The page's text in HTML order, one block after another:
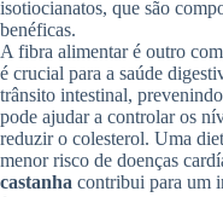
isotiocianatos, que são
benéficas.
A fibra alimentar é outro
é crucial para a saúde
trânsito intestinal,
pode ajudar a controlar os
reduzir o colesterol. Uma
menor risco de doenças
castanha contribui para um